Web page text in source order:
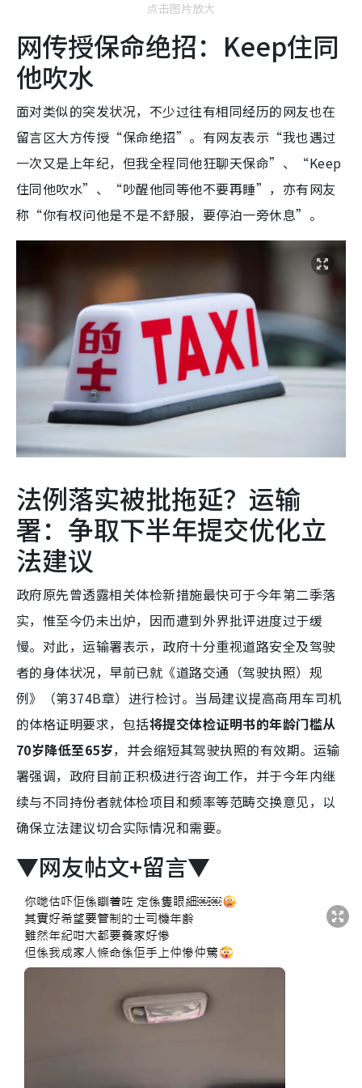
点击图片放大
网传授保命绝招：Keep住同
他吹水
面对类似的突发状况，不少过往有相同经历的网友也在
留言区大方传授“保命绝招”。有网友表示“我也遇过
一次又是上年纪，但我全程同他狂聊天保命”、“Keep
住同他吹水”、“吵醒他同等他不要再睡”，亦有网友
称“你有权问他是不是不舒服，要停泊一旁休息”。
法例落实被批拖延？运输
署：争取下半年提交优化立
法建议
政府原先曾透露相关体检新措施最快可于今年第二季落
实，惟至今仍未出炉，因而遭到外界批评进度过于缓
慢。对此，运输署表示，政府十分重视道路安全及驾驶
者的身体状况，早前已就《道路交通（驾驶执照）规
例》（第374B章）进行检讨。当局建议提高商用车司机
的体格证明要求，包括将提交体检证明书的年龄门槛从
70岁降低至65岁，并会缩短其驾驶执照的有效期。运输
署强调，政府目前正积极进行咨询工作，并于今年内继
续与不同持份者就体检项目和频率等范畴交换意见，以
确保立法建议切合实际情况和需要。
▼网友帖文+留言▼